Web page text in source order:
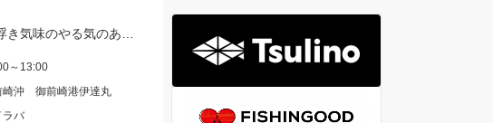
～13:00
崎沖 御前崎港伊達丸
ラバ